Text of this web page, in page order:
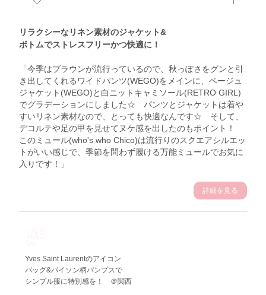
リラクシーなリネン素材のジャケット&
ボトムでストレスフリーかつ快適に！
「今季はブラウンが流行っているので、秋っぽさをグンと引
き出してくれるワイドパンツ(WEGO)をメインに、ベージュ
ジャケット(WEGO)と白ニットキャミソール(RETRO GIRL)
でグラデーションにしました☆ パンツとジャケットは着や
すいリネン素材なので、とっても快適なんです☆ そして、
デコルテや足の甲を見せてヌケ感を出したのもポイント！
このミュール(who's who Chico)は流行りのスクエアシルエッ
トがいい感じで、季節を問わず履ける万能ミュールでお気に
入りです！」
詳細を見る
10.5
Yves Saint Laurentのアイコン
バッグ&パイソン柄パンプスで
シンプル服に特別感を！ ＠関西